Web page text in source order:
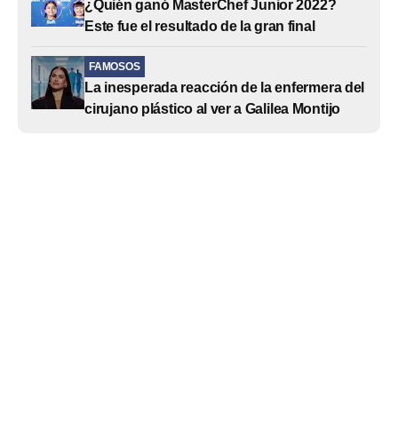
¿Quién ganó MasterChef Junior 2022?
Este fue el resultado de la gran final
FAMOSOS
La inesperada reacción de la enfermera del
cirujano plástico al ver a Galilea Montijo